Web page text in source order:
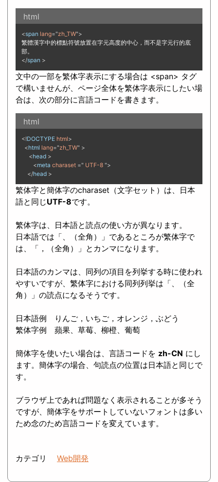
html
<span lang="zh_TW">
繁體漢字中的標點符號放置在字元高度的中心，而不是字元行的底
部。
</span >
文中の一部を繁体字表示にする場合は <span> タグ
で構いませんが、ページ全体を繁体字表示にしたい場
合は、次の部分に言語コードを書きます。
html
<!DOCTYPE html>
<html lang="zh_TW" >
<head >
<meta charaset =" UTF-8 ">
</head >
繁体字と簡体字のcharaset（文字セット）は、日本
語と同じUTF-8です。
繁体字は、日本語と読点の使い方が異なります。
日本語では「、（全角）」であるところが繁体字で
は、「 ， （全角）」とカンマになります。
日本語のカンマは、同列の項目を列挙する時に使われ
やすいですが、繁体字における同列列挙は「、（全
角）」の読点になるそうです。
日本語例 りんご，いちご，オレンジ，ぶどう
繁体字例 蘋果、草莓、柳橙、葡萄
簡体字を使いたい場合は、言語コードを zh-CN にし
ます。簡体字の場合、句読点の位置は日本語と同じで
す。
ブラウザ上であれば問題なく表示されることが多そう
ですが、簡体字をサポートしていないフォントは多い
ため念のため言語コードを変えています。
カテゴリ Web開発